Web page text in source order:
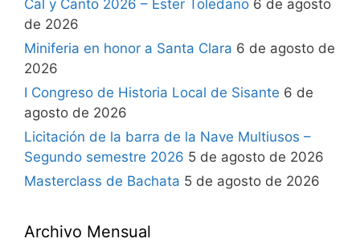
Cal y Canto 2026 – Ester Toledano 6 de agosto
de 2026
Miniferia en honor a Santa Clara 6 de agosto de
2026
I Congreso de Historia Local de Sisante 6 de
agosto de 2026
Licitación de la barra de la Nave Multiusos –
Segundo semestre 2026 5 de agosto de 2026
Masterclass de Bachata 5 de agosto de 2026
Archivo Mensual